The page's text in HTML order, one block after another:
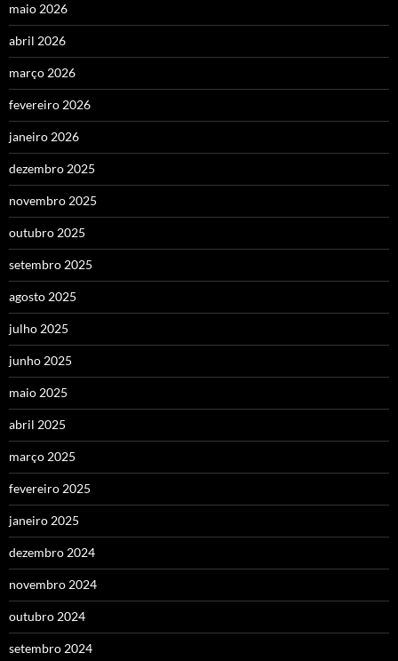
maio 2026
abril 2026
março 2026
fevereiro 2026
janeiro 2026
dezembro 2025
novembro 2025
outubro 2025
setembro 2025
agosto 2025
julho 2025
junho 2025
maio 2025
abril 2025
março 2025
fevereiro 2025
janeiro 2025
dezembro 2024
novembro 2024
outubro 2024
setembro 2024